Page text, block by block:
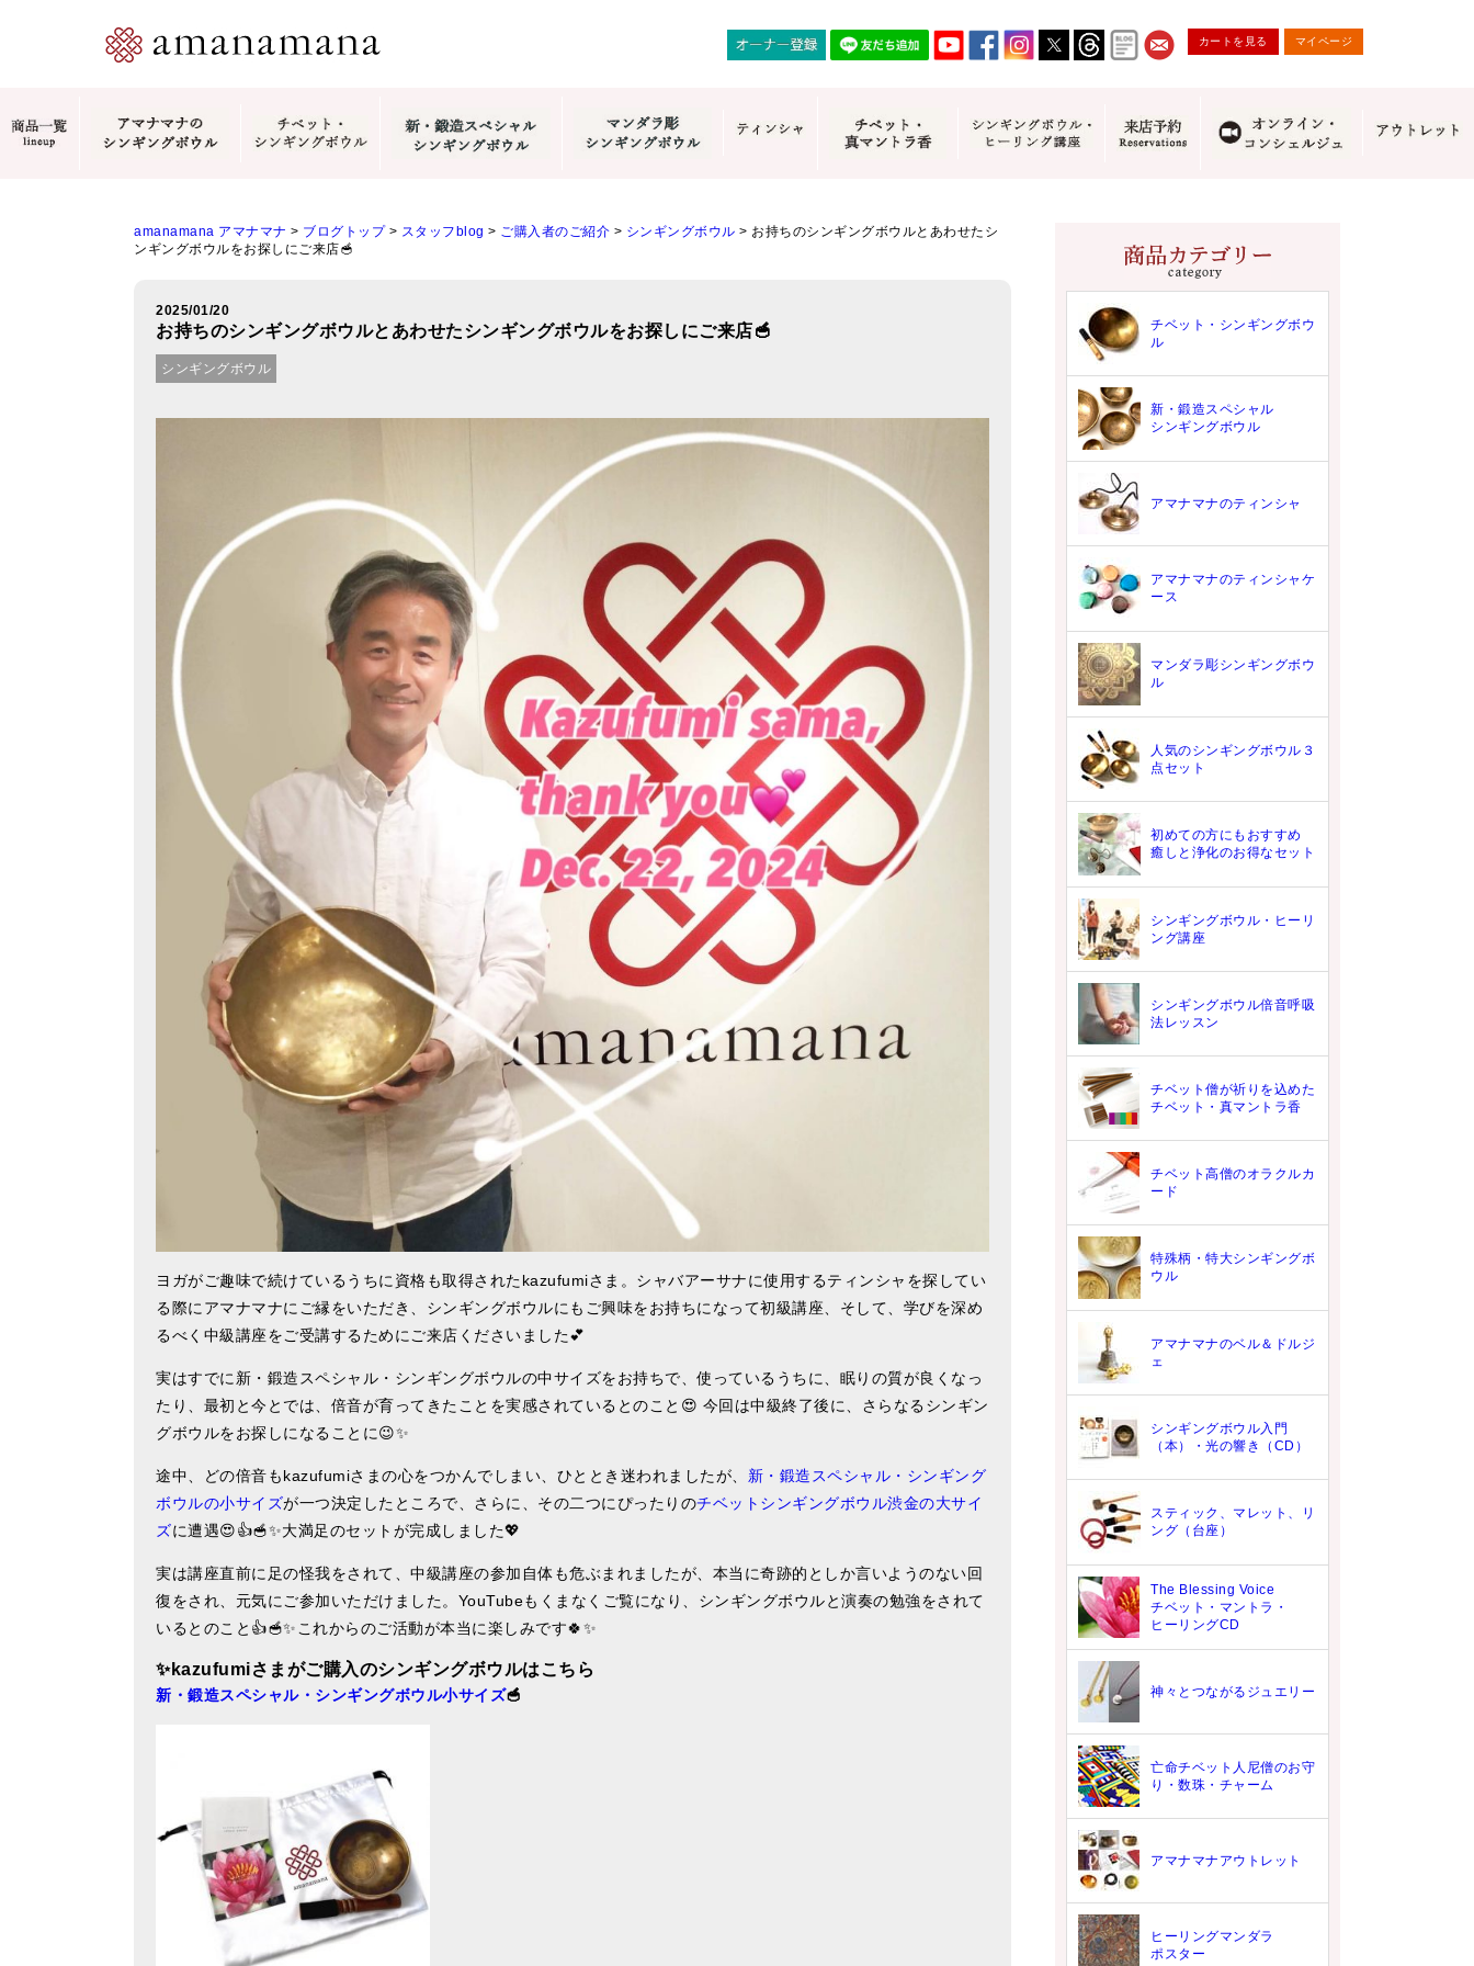
カートを見る マイページ
amanamana アマナマナ > ブログトップ> スタッフblog > ご購入者のご紹介 > シンギングボウル > お持ちのシンギングボウルとあわせたシ
ンギングボウルをお探しにご来店🥣
2025/01/20
お持ちのシンギングボウルとあわせたシンギングボウルをお探しにご来店🥣
シンギングボウル
ヨガがご趣味で続けているうちに資格も取得されたkazufumiさま。シャバアーサナに使用するティンシャを探してい
る際にアマナマナにご縁をいただき、シンギングボウルにもご興味をお持ちになって初級講座、そして、学びを深め
るべく中級講座をご受講するためにご来店くださいました💕
実はすでに新・鍛造スペシャル・シンギングボウルの中サイズをお持ちで、使っているうちに、眠りの質が良くなっ
たり、最初と今とでは、倍音が育ってきたことを実感されているとのこと😍 今回は中級終了後に、さらなるシンギン
グボウルをお探しになることに😉✨
途中、どの倍音もkazufumiさまの心をつかんでしまい、ひととき迷われましたが、 新・鍛造スペシャル・シンギング
ボウルの小サイズが一つ決定したところで、さらに、その二つにぴったりのチベットシンギングボウル渋金の大サイ
ズに遭遇😍👍🥣✨大満足のセットが完成しました💖
実は講座直前に足の怪我をされて、中級講座の参加自体も危ぶまれましたが、本当に奇跡的としか言いようのない回
復をされ、元気にご参加いただけました。YouTubeもくまなくご覧になり、シンギングボウルと演奏の勉強をされて
いるとのこと👍🥣✨これからのご活動が本当に楽しみです🍀✨
✨kazufumiさまがご購入のシンギングボウルはこちら
新・鍛造スペシャル・シンギングボウル小サイズ🥣
チベット・シンギングボウ
ル
新・鍛造スペシャル
シンギングボウル
アマナマナのティンシャ
アマナマナのティンシャケ
ース
マンダラ彫シンギングボウ
ル
人気のシンギングボウル３
点セット
初めての方にもおすすめ
癒しと浄化のお得なセット
シンギングボウル・ヒーリ
ング講座
シンギングボウル倍音呼吸
法レッスン
チベット僧が祈りを込めた
チベット・真マントラ香
チベット高僧のオラクルカ
ード
特殊柄・特大シンギングボ
ウル
アマナマナのベル＆ドルジ
ェ
シンギングボウル入門
（本）・光の響き（CD）
スティック、マレット、リ
ング（台座）
The Blessing Voice
チベット・マントラ・
ヒーリングCD
神々とつながるジュエリー
亡命チベット人尼僧のお守
り・数珠・チャーム
アマナマナアウトレット
ヒーリングマンダラ
ポスター